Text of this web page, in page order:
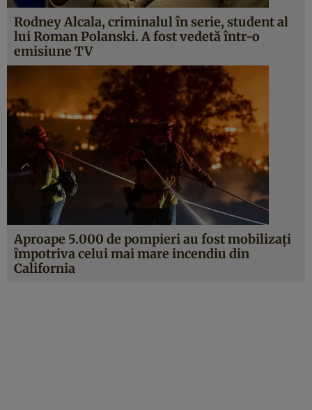
Rodney Alcala, criminalul în serie, student al
lui Roman Polanski. A fost vedetă într-o
emisiune TV
Aproape 5.000 de pompieri au fost mobilizați
împotriva celui mai mare incendiu din
California